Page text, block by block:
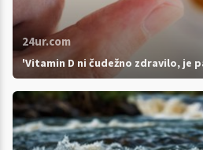
24ur.com
'Vitamin D ni čudežno zdravilo, je